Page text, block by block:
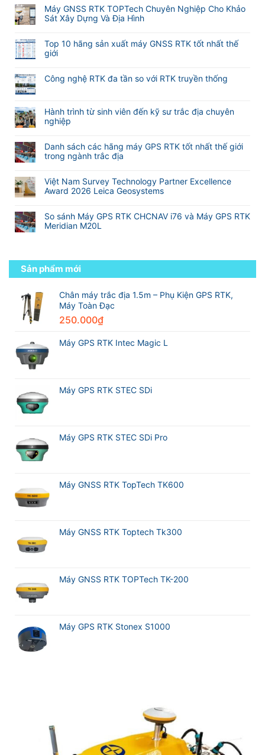
tự
động
nét
khi
đo
RTK
và
M20L
(
Camera)
dẫn
sử
mềm
M-
Meridian
có
bình
luận
Hướng
dẫn
sử
phần
SurPad
4.2
VN
Máy GNSS RTK TOPTech Chuyên Nghiệp Cho Khảo
Sát Xây Dựng Và Địa Hình
có
bình
luận
Máy
GNSS
Chuyên
Nghiệp
Khảo
Sát
Xây
Và
Địa
Top 10 hãng sản xuất máy GNSS RTK tốt nhất thế
giới
có
bình
Top
10
xuất
máy
RTK
tốt
nhất
giới
Công nghệ RTK đa tần so với RTK truyền thống
bình
luận
nghệ
RTK
so
với
truyền
thống
Hành trình từ sinh viên đến kỹ sư trắc địa chuyên
nghiệp
có
bình
luận
Hành
trình
viên
đến
địa
chuyên
Danh sách các hãng máy GPS RTK tốt nhất thế giới
trong ngành trắc địa
có
bình
luận
Danh
sách
GPS
RTK
tốt
nhất
trong
địa
Việt Nam Survey Technology Partner Excellence
Award 2026 Leica Geosystems
có
bình
luận
Nam
Survey
Technology
Excellence
Award
2026
Leica
So sánh Máy GPS RTK CHCNAV i76 và Máy GPS RTK
Meridian M20L
luận
ở
sánh
và
Máy
Meridian
M20L
Sản phẩm mới
Chân máy trắc địa 1.5m – Phụ Kiện GPS RTK,
Máy Toàn Đạc
250.000₫
Máy GPS RTK Intec Magic L
Máy GPS RTK STEC SDi
Máy GPS RTK STEC SDi Pro
Máy GNSS RTK TopTech TK600
Máy GNSS RTK Toptech Tk300
Máy GNSS RTK TOPTech TK-200
Máy GPS RTK Stonex S1000